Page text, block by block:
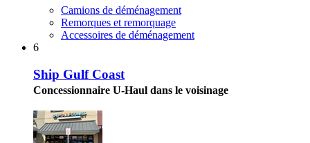
Camions de déménagement
Remorques et remorquage
Accessoires de déménagement
6
Ship Gulf Coast
Concessionnaire U-Haul dans le voisinage